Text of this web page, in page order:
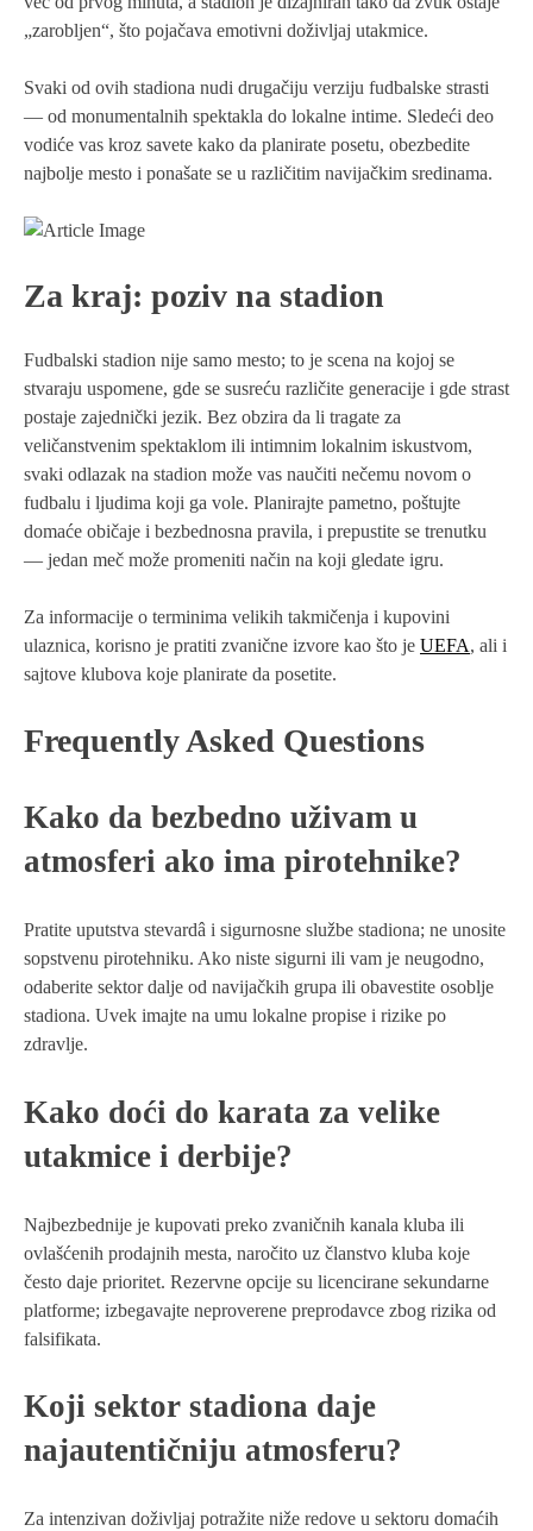
„zarobljen“, što pojačava emotivni doživljaj utakmice.
Svaki od ovih stadiona nudi drugačiju verziju fudbalske strasti
— od monumentalnih spektakla do lokalne intime. Sledeći deo
vodiće vas kroz savete kako da planirate posetu, obezbedite
najbolje mesto i ponašate se u različitim navijačkim sredinama.
Za kraj: poziv na stadion
Fudbalski stadion nije samo mesto; to je scena na kojoj se
stvaraju uspomene, gde se susreću različite generacije i gde strast
postaje zajednički jezik. Bez obzira da li tragate za
veličanstvenim spektaklom ili intimnim lokalnim iskustvom,
svaki odlazak na stadion može vas naučiti nečemu novom o
fudbalu i ljudima koji ga vole. Planirajte pametno, poštujte
domaće običaje i bezbednosna pravila, i prepustite se trenutku
— jedan meč može promeniti način na koji gledate igru.
Za informacije o terminima velikih takmičenja i kupovini
ulaznica, korisno je pratiti zvanične izvore kao što je UEFA, ali i
sajtove klubova koje planirate da posetite.
Frequently Asked Questions
Kako da bezbedno uživam u
atmosferi ako ima pirotehnike?
Pratite uputstva stevardâ i sigurnosne službe stadiona; ne unosite
sopstvenu pirotehniku. Ako niste sigurni ili vam je neugodno,
odaberite sektor dalje od navijačkih grupa ili obavestite osoblje
stadiona. Uvek imajte na umu lokalne propise i rizike po
zdravlje.
Kako doći do karata za velike
utakmice i derbije?
Najbezbednije je kupovati preko zvaničnih kanala kluba ili
ovlašćenih prodajnih mesta, naročito uz članstvo kluba koje
često daje prioritet. Rezervne opcije su licencirane sekundarne
platforme; izbegavajte neproverene preprodavce zbog rizika od
falsifikata.
Koji sektor stadiona daje
najautentičniju atmosferu?
Za intenzivan doživljaj potražite niže redove u sektoru domaćih